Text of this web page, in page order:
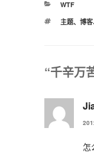
分
WTF
标
主题、博客
“千辛万
怎